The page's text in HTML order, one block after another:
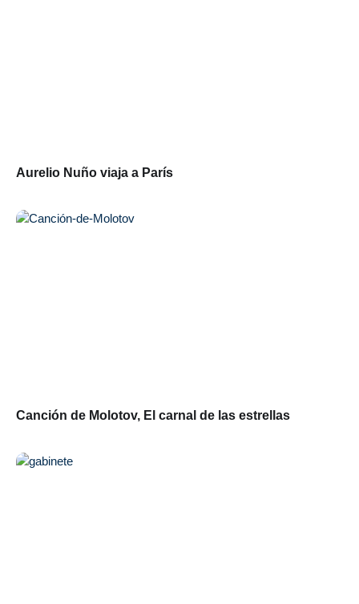
Aurelio Nuño viaja a París
Canción de Molotov, El carnal de las estrellas